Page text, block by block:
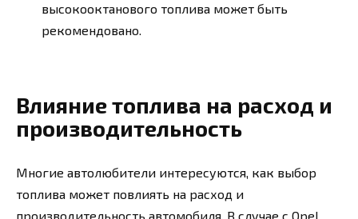
высокооктанового топлива может быть
рекомендовано.
Влияние топлива на расход и
производительность
Многие автолюбители интересуются, как выбор
топлива может повлиять на расход и
производительность автомобиля. В случае с Opel